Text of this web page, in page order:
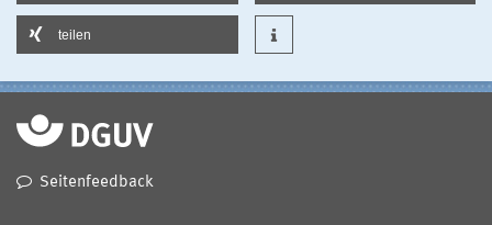
teilen
Seitenfeedback